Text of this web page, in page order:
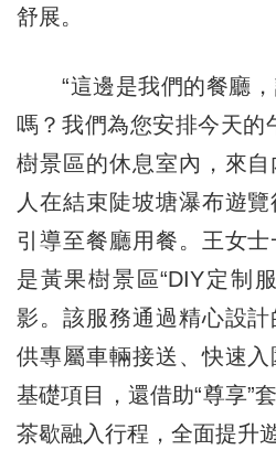
舒展。
“這邊是我們的餐廳，
嗎？我們為您安排今天的
樹景區的休息室內，來
人在結束陡坡塘瀑布遊
引導至餐廳用餐。王女
是黃果樹景區“DIY定制
影。該服務通過精心設
供專屬車輛接送、快速
基礎項目，還借助“尊享”
茶歇融入行程，全面提升